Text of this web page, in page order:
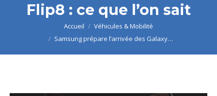
Flip8 : ce que l’on sait
Accueil
Véhicules & Mobilité
Samsung prépare l’arrivée des Galaxy…